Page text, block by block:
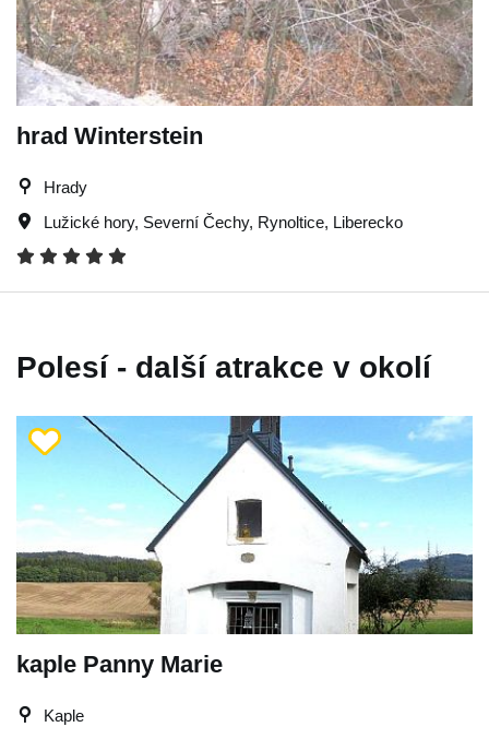
hrad Winterstein
Hrady
Lužické hory, Severní Čechy, Rynoltice, Liberecko
Polesí - další atrakce v okolí
kaple Panny Marie
Kaple